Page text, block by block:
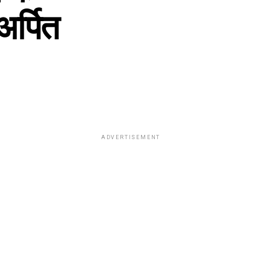
ADVERTISEMENT